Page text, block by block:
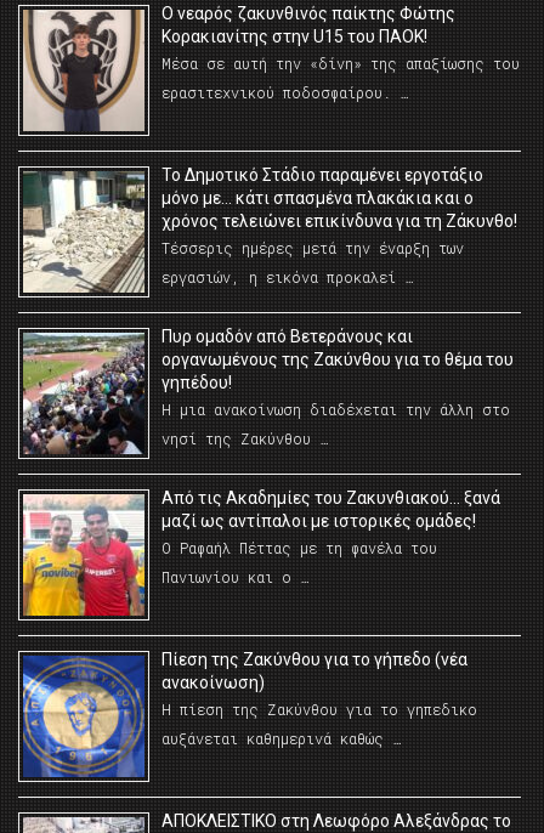
O νεαρός ζακυνθινός παίκτης Φώτης
Κορακιανίτης στην U15 του ΠΑΟΚ!
Μέσα σε αυτή την «δίνη» της απαξίωσης του
ερασιτεχνικού ποδοσφαίρου. …
Το Δημοτικό Στάδιο παραμένει εργοτάξιο
μόνο με… κάτι σπασμένα πλακάκια και ο
χρόνος τελειώνει επικίνδυνα για τη Ζάκυνθο!
Τέσσερις ημέρες μετά την έναρξη των
εργασιών, η εικόνα προκαλεί …
Πυρ ομαδόν από Βετεράνους και
οργανωμένους της Ζακύνθου για το θέμα του
γηπέδου!
Η μια ανακοίνωση διαδέχεται την άλλη στο
νησί της Ζακύνθου …
Από τις Ακαδημίες του Ζακυνθιακού… ξανά
μαζί ως αντίπαλοι με ιστορικές ομάδες!
Ο Ραφαήλ Πέττας με τη φανέλα του
Πανιωνίου και ο …
Πίεση της Ζακύνθου για το γήπεδο (νέα
ανακοίνωση)
Η πίεση της Ζακύνθου για το γηπεδικο
αυξάνεται καθημερινά καθώς …
AΠΟΚΛΕΙΣΤΙΚΟ στη Λεωφόρο Αλεξάνδρας το